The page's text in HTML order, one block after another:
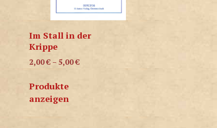
Im Stall in der
Krippe
2,00€ – 5,00€
Produkte
anzeigen